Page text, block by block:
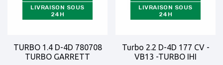
LIVRAISON SOUS
24H
TURBO 1.4 D-4D 780708
TURBO GARRETT
LIVRAISON SOUS
24H
Turbo 2.2 D-4D 177 CV -
VB13 -TURBO IHI